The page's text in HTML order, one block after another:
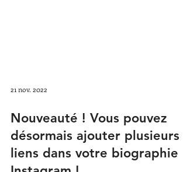
21 nov. 2022
Nouveauté ! Vous pouvez